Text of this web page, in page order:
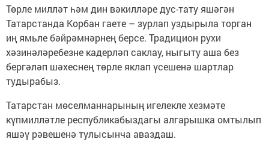
Төрле милләт һәм дин вәкилләре дус-тату яшәгән
Татарстанда Корбан гаете – зурлап уздырыла торган
иң ямьле бәйрәмнәрнең берсе. Традицион рухи
хәзинәләребезне кадерләп саклау, ныгыту аша без
бергәләп шәхеснең төрле яклап үсешенә шартлар
тудырабыз.
Татарстан мөселманнарының игелекле хезмәте
күпмилләтле республикабыздагы алгарышка омтылып
яшәү рәвешенә тулысынча аваздаш.